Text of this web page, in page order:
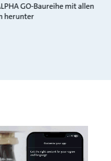
GO-Baureihe mit allen
herunter